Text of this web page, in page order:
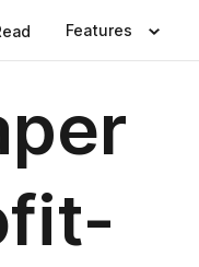
Features